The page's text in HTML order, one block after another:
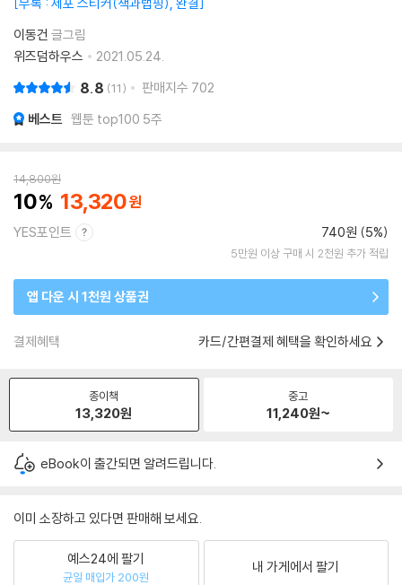
이동건 글그림
위즈덤하우스
2021.05.24.
8.8 11 판매지수 702
베스트 웹툰 top100 5주
14,800원
10 13,320
YES포인트 740원 (5%)
5만원 이상 구매 시 2천원 추가 적립
앱 다운 시 1천원 상품권
결제혜택 카드/간편결제 혜택을 확인하세요
종이책
13,320원
중고
11,240원~
eBook이 출간되면 알려드립니다.
이미 소장하고 있다면 판매해 보세요.
예스24에 팔기
균일 매입가 200원
내 가게에서 팔기